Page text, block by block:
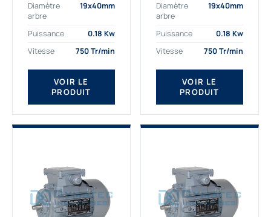
kw. Dymatec Industries
vous propose le moteur
électrique 0.18 kw, un
qualité Gamak...
Diamètre
arbre
19x40mm
Puissance
0.18 Kw
Vitesse
750 Tr/min
VOIR LE
PRODUIT
kw. Dymatec Industries
vous propose le moteur
électrique 0.18 kw, un
moteur de qualité...
Diamètre
arbre
19x40mm
Puissance
0.18 Kw
Vitesse
750 Tr/min
VOIR LE
PRODUIT